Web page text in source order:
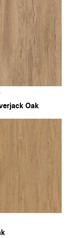
Oak